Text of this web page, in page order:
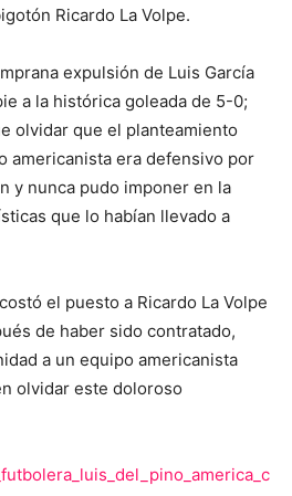
Ricardo La Volpe.
expulsión de Luis García
a la histórica goleada de 5-0;
olvidar que el planteamiento
americanista era defensivo por
y nunca pudo imponer en la
que lo habían llevado a
el puesto a Ricardo La Volpe
de haber sido contratado,
a un equipo americanista
olvidar este doloroso